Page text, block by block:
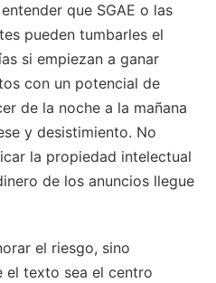
que SGAE o las
pueden tumbarles el
si empiezan a ganar
con un potencial de
de la noche a la mañana
y desistimiento. No
la propiedad intelectual
de los anuncios llegue
el riesgo, sino
el texto sea el centro